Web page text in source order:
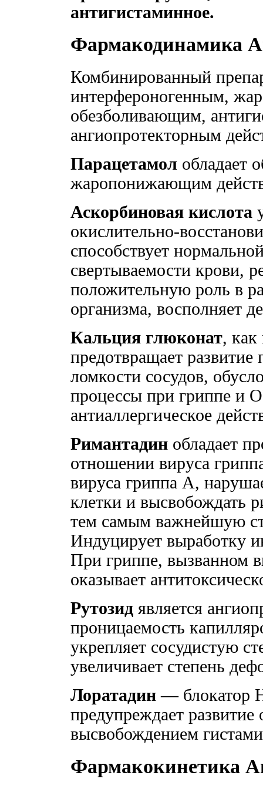
антигистаминное.
Фармакодинамика
Комбинированный
интерфероногенным,
обезболивающим,
ангиопротекторным
Парацетамол обладает
жаропонижающим
Аскорбиновая кислота
окислительно-
способствует
свертываемости крови,
положительную роль в
организма, восполняет
Кальция глюконат, как
предотвращает
ломкости сосудов,
процессы при гриппе и
антиаллергическое
Римантадин обладает
отношении вируса
вируса гриппа А,
клетки и высвобождать
тем самым важнейшую
Индуцирует выработку
При гриппе, вызванном
оказывает
Рутозид является
проницаемость
укрепляет сосудистую
увеличивает степень
Лоратадин — блокатор
предупреждает развитие
высвобождением
Фармакокинетика